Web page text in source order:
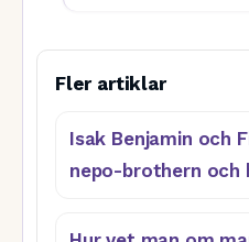
Fler artiklar
Isak Benjamin och
nepo-brothern och